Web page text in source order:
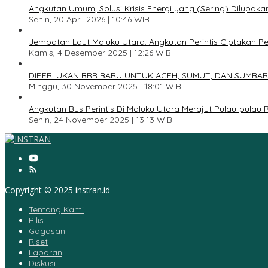
Angkutan Umum, Solusi Krisis Energi yang (Sering)
Senin, 20 April 2026 | 10:46 WIB
Jembatan Laut Maluku Utara: Angkutan Perintis Ciptakan
Kamis, 4 Desember 2025 | 12:26 WIB
DIPERLUKAN BRR BARU UNTUK ACEH, SUMUT, DAN SUMBAR
Minggu, 30 November 2025 | 18:01 WIB
Angkutan Bus Perintis Di Maluku Utara Merajut Pulau-pulau
Senin, 24 November 2025 | 13:13 WIB
Copyright © 2025 instran.id
Tentang Kami
Rilis
Gagasan
Riset
Laporan
Diskusi